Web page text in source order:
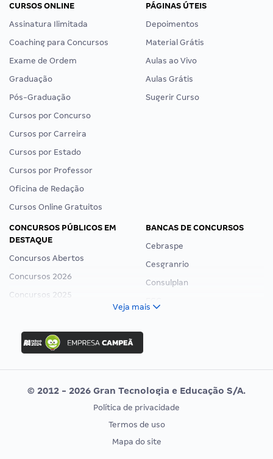
CURSOS ONLINE
Assinatura Ilimitada
Coaching para Concursos
Exame de Ordem
Graduação
Pós-Graduação
Cursos por Concurso
Cursos por Carreira
Cursos por Estado
Cursos por Professor
Oficina de Redação
Cursos Online Gratuitos
PÁGINAS ÚTEIS
Depoimentos
Material Grátis
Aulas ao Vivo
Aulas Grátis
Sugerir Curso
CONCURSOS PÚBLICOS EM
DESTAQUE
Concursos Abertos
Concursos 2026
Concursos 2025
Concurso Ibama
Concurso MPU
Editais publicados
BANCAS DE CONCURSOS
Cebraspe
Cesgranrio
Consulplan
Vunesp
CONCURSOS POR PROFISSÃO
EXAME DE ORDEM
Veja mais
© 2012 - 2026 Gran Tecnologia e Educação S/A.
Política de privacidade
Termos de uso
Mapa do site